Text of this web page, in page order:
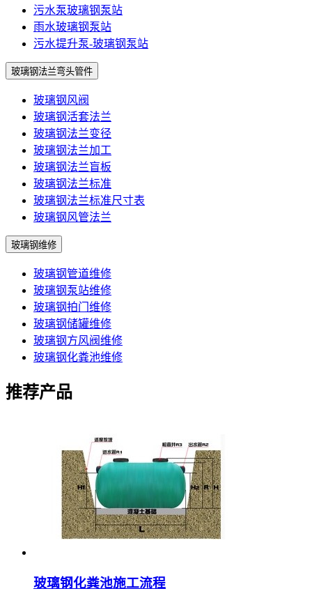
污水泵玻璃钢泵站
雨水玻璃钢泵站
污水提升泵-玻璃钢泵站
玻璃钢法兰弯头管件
玻璃钢风阀
玻璃钢活套法兰
玻璃钢法兰变径
玻璃钢法兰加工
玻璃钢法兰盲板
玻璃钢法兰标准
玻璃钢法兰标准尺寸表
玻璃钢风管法兰
玻璃钢维修
玻璃钢管道维修
玻璃钢泵站维修
玻璃钢拍门维修
玻璃钢储罐维修
玻璃钢方风阀维修
玻璃钢化粪池维修
推荐产品
玻璃钢化粪池施工流程